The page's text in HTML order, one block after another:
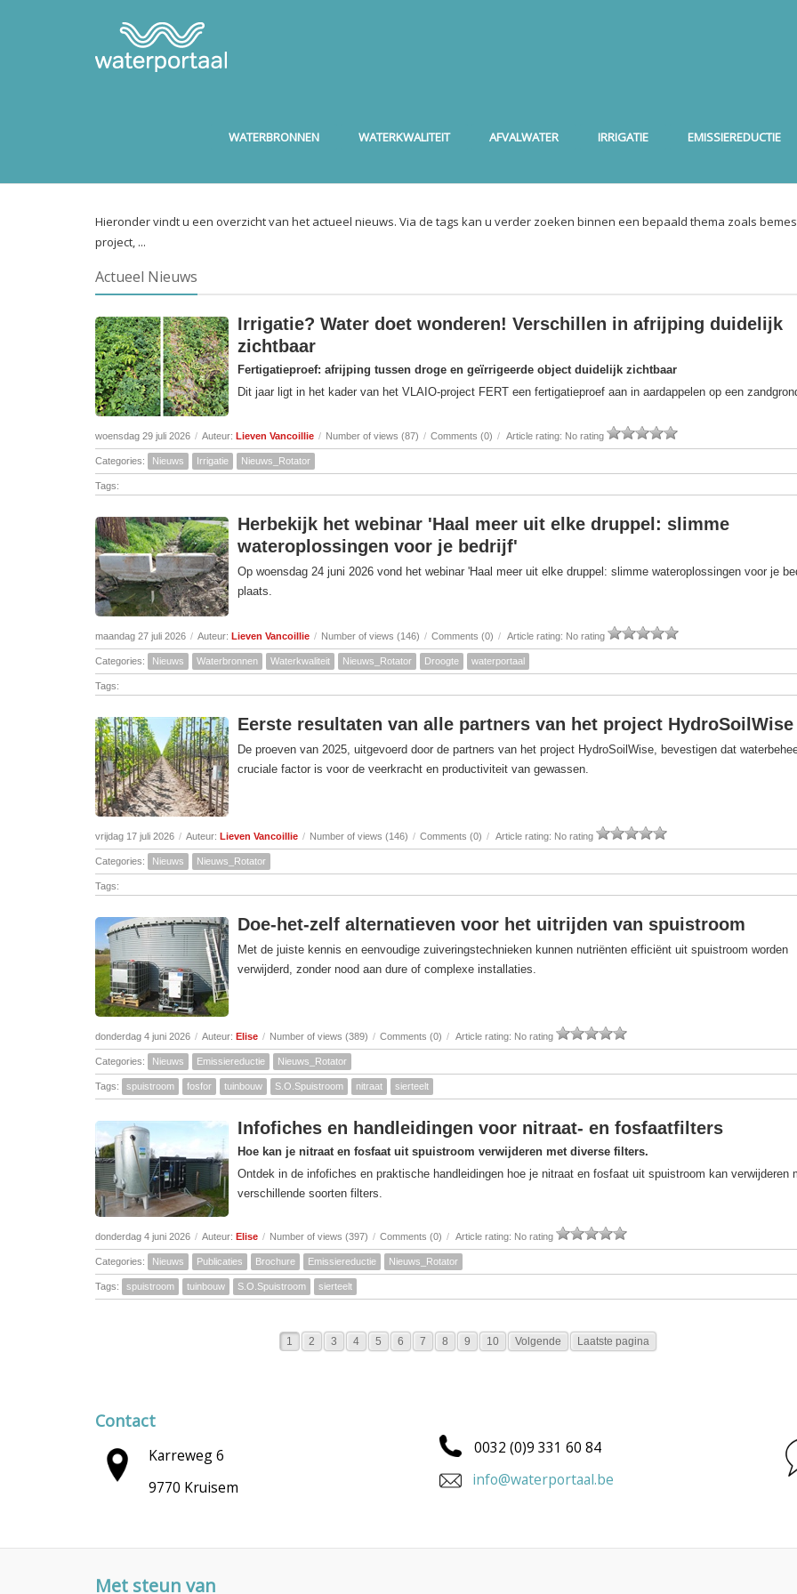
WATERBRONNEN WATERKWALITEIT AFVALWATER IRRIGATIE EMISSIEREDUCTIE
Hieronder vindt u een overzicht van het actueel nieuws. Via de tags kan u verder zoeken binnen een bepaald thema zoals
project, ...
Actueel Nieuws
Irrigatie? Water doet wonderen! Verschillen in afrijping duidelijk
zichtbaar
Fertigatieproef: afrijping tussen droge en geïrrigeerde object duidelijk zichtbaar
Dit jaar ligt in het kader van het VLAIO-project FERT een fertigatieproef aan in aardappelen op een
woensdag 29 juli 2026 / Auteur: Lieven Vancoillie / Number of views (87) / Comments (0) / Article rating: No rating
Categories: Nieuws Irrigatie Nieuws_Rotator
Tags:
Herbekijk het webinar 'Haal meer uit elke druppel: slimme
wateroplossingen voor je bedrijf'
Op woensdag 24 juni 2026 vond het webinar 'Haal meer uit elke druppel: slimme wateroplossingen voor je
plaats.
maandag 27 juli 2026 / Auteur: Lieven Vancoillie / Number of views (146) / Comments (0) / Article rating: No rating
Categories: Nieuws Waterbronnen Waterkwaliteit Nieuws_Rotator Droogte waterportaal
Tags:
Eerste resultaten van alle partners van het project HydroSoilWise
De proeven van 2025, uitgevoerd door de partners van het project HydroSoilWise, bevestigen dat
cruciale factor is voor de veerkracht en productiviteit van gewassen.
vrijdag 17 juli 2026 / Auteur: Lieven Vancoillie / Number of views (146) / Comments (0) / Article rating: No rating
Categories: Nieuws Nieuws_Rotator
Tags:
Doe-het-zelf alternatieven voor het uitrijden van spuistroom
Met de juiste kennis en eenvoudige zuiveringstechnieken kunnen nutriënten efficiënt uit spuistroom worden
verwijderd, zonder nood aan dure of complexe installaties.
donderdag 4 juni 2026 / Auteur: Elise / Number of views (389) / Comments (0) / Article rating: No rating
Categories: Nieuws Emissiereductie Nieuws_Rotator
Tags: spuistroom fosfor tuinbouw S.O.Spuistroom nitraat sierteelt
Infofiches en handleidingen voor nitraat- en fosfaatfilters
Hoe kan je nitraat en fosfaat uit spuistroom verwijderen met diverse filters.
Ontdek in de infofiches en praktische handleidingen hoe je nitraat en fosfaat uit spuistroom kan verwijderen
verschillende soorten filters.
donderdag 4 juni 2026 / Auteur: Elise / Number of views (397) / Comments (0) / Article rating: No rating
Categories: Nieuws Publicaties Brochure Emissiereductie Nieuws_Rotator
Tags: spuistroom tuinbouw S.O.Spuistroom sierteelt
1 2 3 4 5 6 7 8 9 10 Volgende Laatste pagina
Contact
Karreweg 6
9770 Kruisem
0032 (0)9 331 60 84
info@waterportaal.be
Met steun van